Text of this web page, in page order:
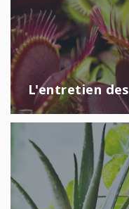
L'entretien